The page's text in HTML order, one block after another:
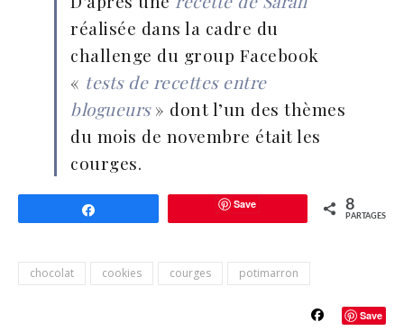
réalisée dans la cadre du
challenge du group Facebook
« tests de recettes entre
blogueurs» dont l’un des thèmes
du mois de novembre était les
courges.
Save 8
PARTAGES
chocolat cookies courges potimarron
Save